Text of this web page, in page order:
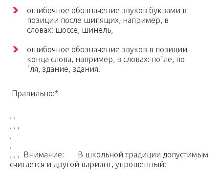
ошибочное обозначение звуков буквами в
позиции после шипящих, например, в
словах: шоссе, шинель,
ошибочное обозначение звуков в позиции
конца слова, например, в словах: по´ле, по
´ля, здание, здания.
Правильно:*
, ,
, , ,
,
,
, , , Внимание: В школьной традиции допустимым
считается и другой вариант, упрощённый: